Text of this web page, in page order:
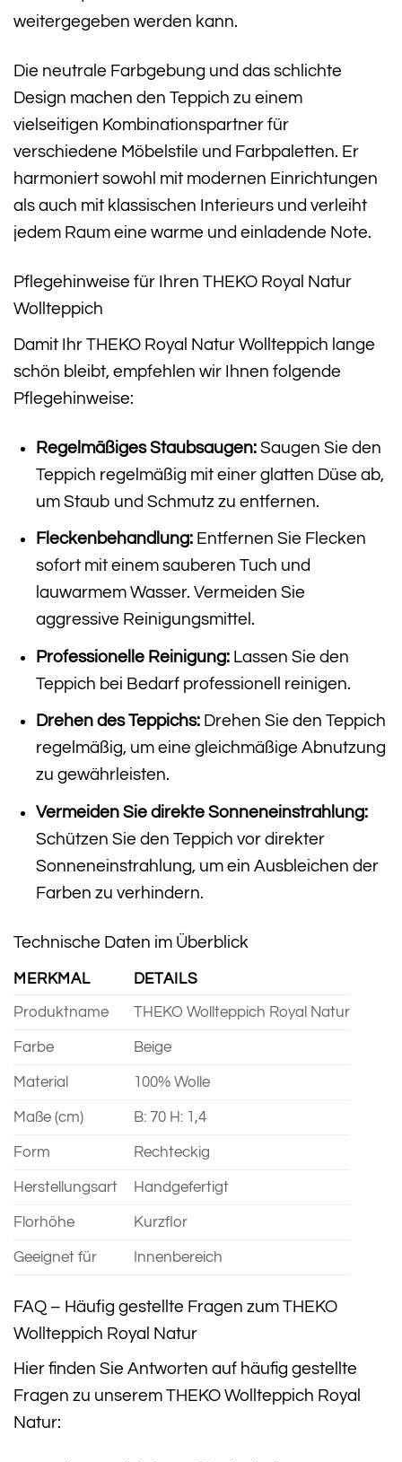
weitergegeben werden kann.
Die neutrale Farbgebung und das schlichte
Design machen den Teppich zu einem
vielseitigen Kombinationspartner für
verschiedene Möbelstile und Farbpaletten. Er
harmoniert sowohl mit modernen Einrichtungen
als auch mit klassischen Interieurs und verleiht
jedem Raum eine warme und einladende Note.
Pflegehinweise für Ihren THEKO Royal Natur
Wollteppich
Damit Ihr THEKO Royal Natur Wollteppich lange
schön bleibt, empfehlen wir Ihnen folgende
Pflegehinweise:
Regelmäßiges Staubsaugen:Saugen Sie den
Teppich regelmäßig mit einer glatten Düse ab,
um Staub und Schmutz zu entfernen.
Fleckenbehandlung:Entfernen Sie Flecken
sofort mit einem sauberen Tuch und
lauwarmem Wasser. Vermeiden Sie
aggressive Reinigungsmittel.
Professionelle Reinigung:Lassen Sie den
Teppich bei Bedarf professionell reinigen.
Drehen des Teppichs:Drehen Sie den Teppich
regelmäßig, um eine gleichmäßige Abnutzung
zu gewährleisten.
Vermeiden Sie direkte Sonneneinstrahlung:
Schützen Sie den Teppich vor direkter
Sonneneinstrahlung, um ein Ausbleichen der
Farben zu verhindern.
Technische Daten im Überblick
MERKMAL DETAILS
Produktname THEKO Wollteppich Royal Natur
Farbe Beige
Material 100% Wolle
Maße (cm) B: 70 H: 1,4
Form Rechteckig
Herstellungsart Handgefertigt
Florhöhe Kurzflor
Geeignet für Innenbereich
FAQ – Häufig gestellte Fragen zum THEKO
Wollteppich Royal Natur
Hier finden Sie Antworten auf häufig gestellte
Fragen zu unserem THEKO Wollteppich Royal
Natur: